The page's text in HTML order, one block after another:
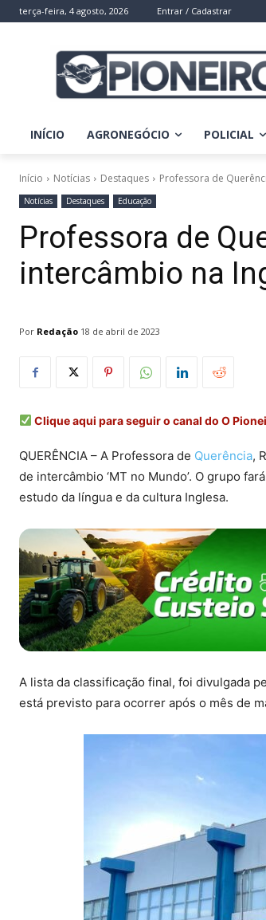
terça-feira, 4 agosto, 2026 Entrar / Cadastrar
INÍCIO AGRONEGÓCIO POLICIAL
Início Notícias Destaques Professora de
Notícias Destaques Educação
Professora de
intercâmbio na
Por Redação 18 de abril de 2023
Clique aqui para seguir o canal do O
QUERÊNCIA – A Professora de Querência,
de intercâmbio ‘MT no Mundo’. O grupo
estudo da língua e da cultura Inglesa.
A lista da classificação final, foi divulgada
está previsto para ocorrer após o mês de